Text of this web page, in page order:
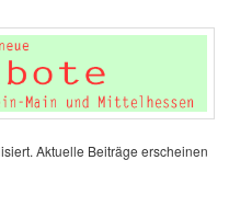
Aktuelle Beiträge erscheinen